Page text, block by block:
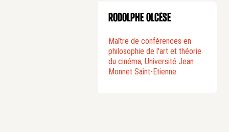
une part dans la recherche théorique, pour une
Dresser un panorama de pratiques artistiques
contemporaines, qui s’inscrivent dans un
questionnement avec les complexes
Rodolphe Olcèse
Maître de conférences en
philosophie de l'art et théorie
du cinéma, Université Jean
Monnet Saint-Etienne